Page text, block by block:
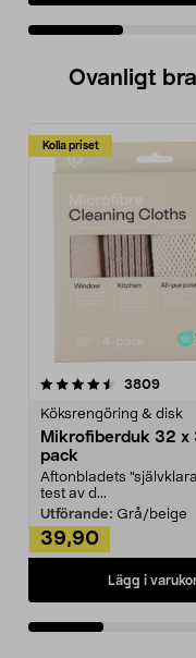
Ovanligt
Kolla priset
3809
Köksrengöring & disk
Mikrofiberduk 32 x
pack
Aftonbladets
test av d...
Utförande: Grå/beige
39,90
Lägg i
4.0av 5 stjärnor